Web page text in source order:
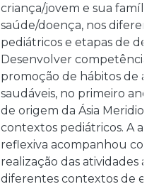
criança/jovem e sua
saúde/doença, nos
pediátricos e etapas de
Desenvolver
promoção de hábitos de
saudáveis, no primeiro ano
de origem da Ásia
contextos pediátricos. A
reflexiva acompanhou
realização das atividades
diferentes contextos de